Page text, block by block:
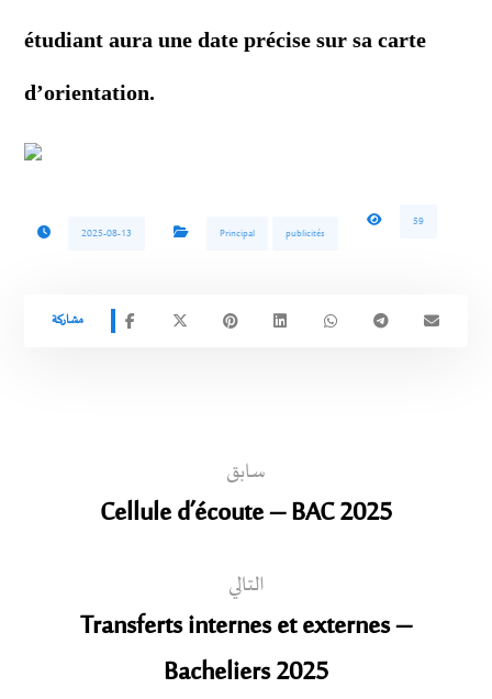
étudiant aura une date précise sur sa carte
d’orientation.
2025-08-13 Principal publicités
59
سابق
Cellule d’écoute – BAC 2025
التالي
Transferts internes et externes –
Bacheliers 2025